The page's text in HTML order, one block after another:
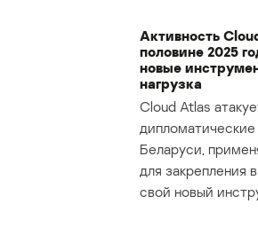
Активность
половине 2025
новые
нагрузка
Cloud Atlas
Беларуси,
для закрепления
свой новый